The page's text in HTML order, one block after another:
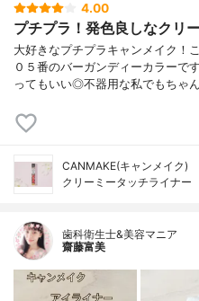
4.00
プチプラ！発色良しなクリ
大好きなプチプラキャンメイク！
０５番のバーガンディーカラーで
ってもいい◎不器用な私でもちゃ
CANMAKE(キャンメイク)
クリーミータッチライナー
歯科衛生士&美容マニア
齋藤富美